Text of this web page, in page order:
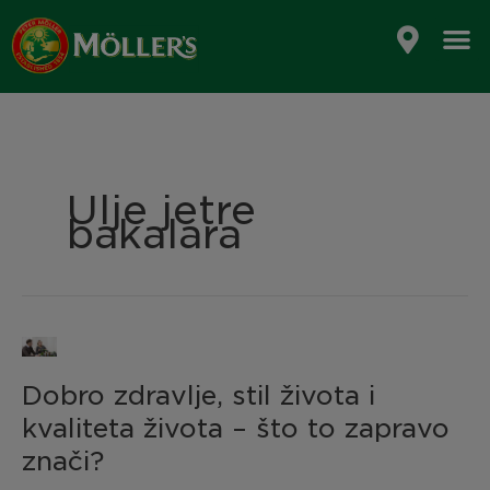
to
content
Ulje jetre
bakalara
Dobro zdravlje, stil života i
kvaliteta života – što to zapravo
znači?
Dobro
stil
života
kvaliteta